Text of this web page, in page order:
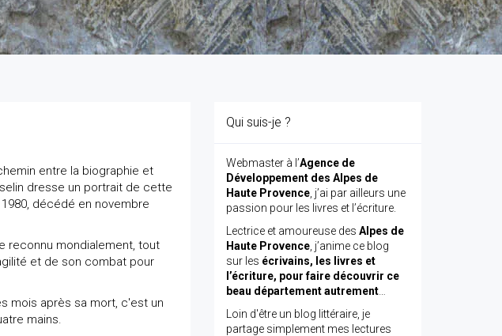
entre la biographie et
dresse un portrait de cette
décédé en novembre
reconnu mondialement, tout
et de son combat pour
mois après sa mort, c'est un
mains.
Qui suis-je ?
Webmaster à l’Agence de
Développement des Alpes de
Haute Provence, j’ai par ailleurs une
passion pour les livres et l’écriture.
Lectrice et amoureuse des Alpes de
Haute Provence, j’anime ce blog
sur les écrivains, les livres et
l’écriture, pour faire découvrir ce
beau département autrement…
Loin d'être un blog littéraire, je
partage simplement mes lectures